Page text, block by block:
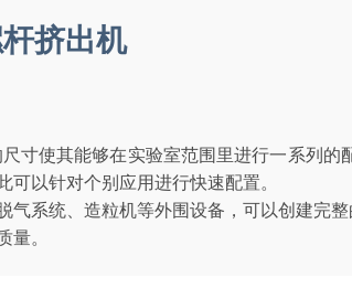
挤出机
寸使其能够在实验室范围里进行一系列
以针对个别应用进行快速配置。
气系统、造粒机等外围设备，可以创建完
。